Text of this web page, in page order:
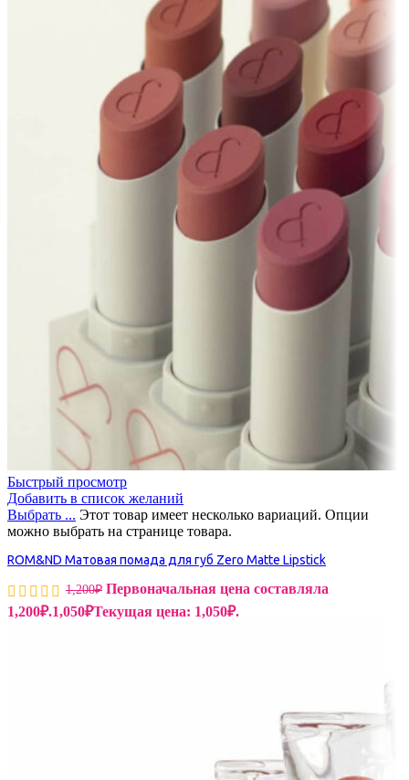
Быстрый просмотр
Добавить в список желаний
Выбрать ... Этот товар имеет несколько вариаций. Опции
можно выбрать на странице товара.
ROM&ND Матовая помада для губ Zero Matte Lipstick
1,200₽ Первоначальная цена составляла
1,200₽.1,050₽Текущая цена: 1,050₽.